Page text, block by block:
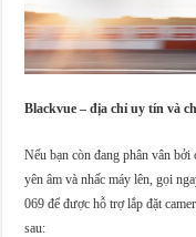
Blackvue – địa chỉ uy tín và
Nếu bạn còn đang phân vân
yên âm và nhấc máy lên, gọi
069 để được hỗ trợ lắp đặt
sau: